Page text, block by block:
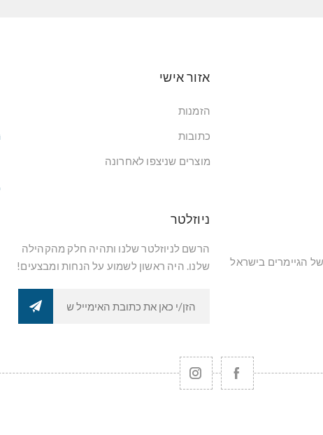
אזור אישי
הזמנות
כתובות
מוצרים שניצפו לאחרונה
ניוזלטר
הרשם לניוזלטר שלנו ותהיה חלק מהקהילה
שלנו. היה ראשון לשמוע על הנחות ומבצעים!